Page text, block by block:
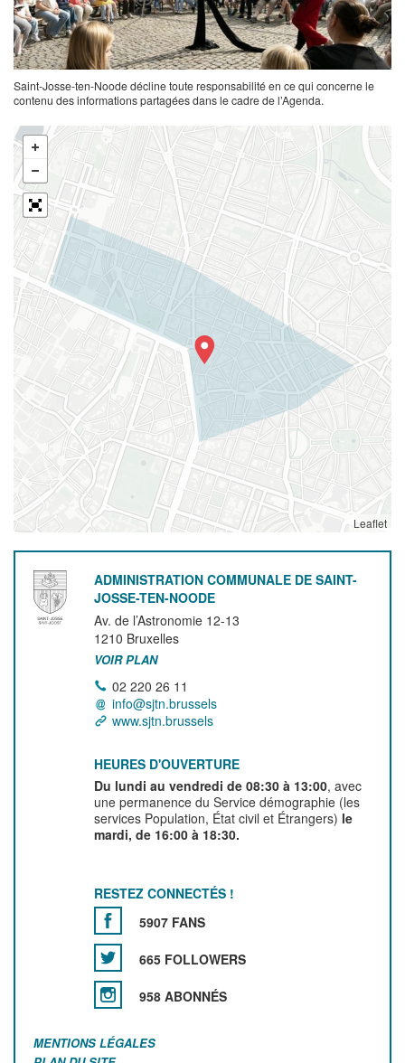
Saint-Josse-ten-Noode décline toute responsabilité en ce qui concerne le
contenu des informations partagées dans le cadre de l’Agenda.
Leaflet
ADMINISTRATION COMMUNALE DE SAINT-
JOSSE-TEN-NOODE
Av. de l’Astronomie 12-13
1210 Bruxelles
VOIR PLAN
02 220 26 11
info@sjtn.brussels
www.sjtn.brussels
HEURES D'OUVERTURE
Du lundi au vendredi de 08:30 à 13:00, avec
une permanence du Service démographie (les
services Population, État civil et Étrangers) le
mardi, de 16:00 à 18:30.
RESTEZ CONNECTÉS !
5907 FANS
665 FOLLOWERS
958 ABONNÉS
MENTIONS LÉGALES